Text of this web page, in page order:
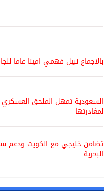
بالاجماع نبيل فهمي امينا عاما
لمغادرتها
تضامن خليجي مع الكويت ودعم
البحرية